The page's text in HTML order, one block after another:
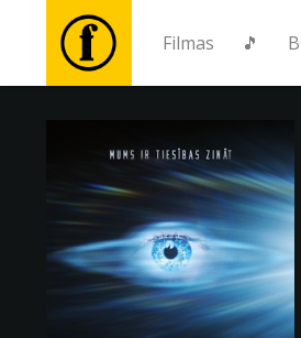
Filmas 🎵
Biļetes
Kultūra